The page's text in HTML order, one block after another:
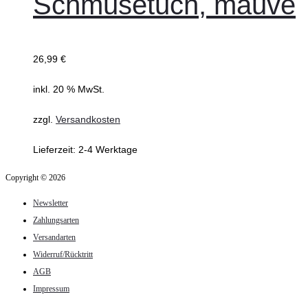
26,99 €
inkl. 20 % MwSt.
zzgl. Versandkosten
Lieferzeit: 2-4 Werktage
Copyright © 2026
Newsletter
Zahlungsarten
Versandarten
Widerruf/Rücktritt
AGB
Impressum